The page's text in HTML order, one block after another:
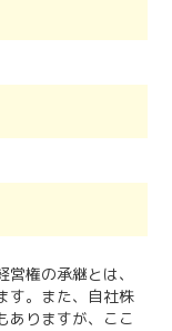
権の承継とは、
す。また、自社株
ありますが、ここ